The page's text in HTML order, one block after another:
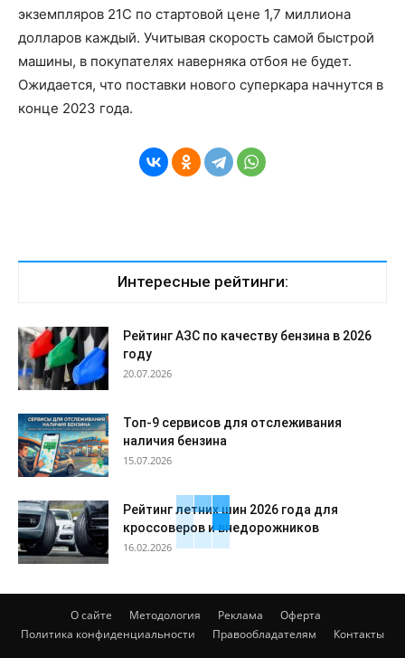
экземпляров 21C по стартовой цене 1,7 миллиона
долларов каждый. Учитывая скорость самой быстрой
машины, в покупателях наверняка отбоя не будет.
Ожидается, что поставки нового суперкара начнутся в
конце 2023 года.
Интересные рейтинги:
Рейтинг АЗС по качеству бензина в 2026
году
20.07.2026
Топ-9 сервисов для отслеживания
наличия бензина
15.07.2026
Рейтинг летних шин 2026 года для
кроссоверов и внедорожников
16.02.2026
О сайте Методология Реклама
Оферта
Политика конфиденциальности
Правообладателям Контакты